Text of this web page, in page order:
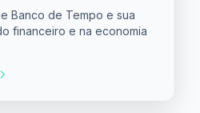
Banco de Tempo e sua
financeiro e na economia